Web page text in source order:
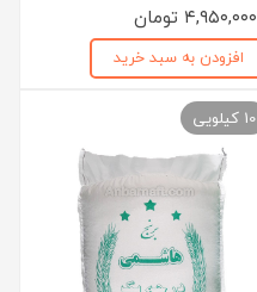
۴,۹۵۰,۰۰۰ تومان
افزودن به سبد خرید
10 کیلویی